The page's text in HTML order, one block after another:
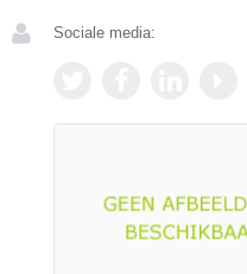
Sociale media: